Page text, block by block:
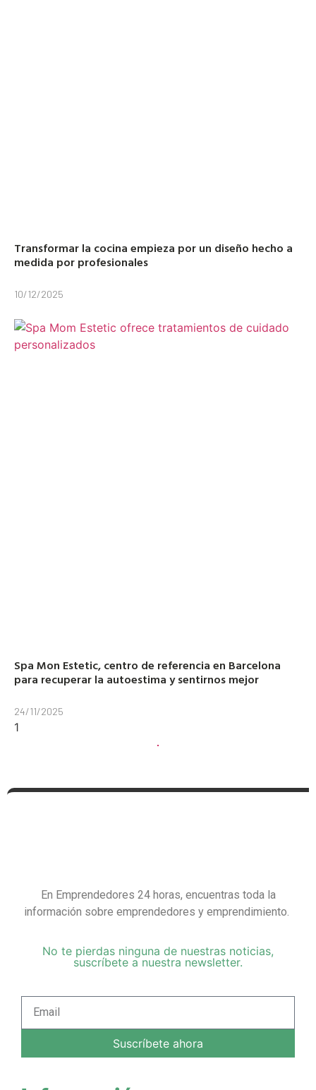
Transformar la cocina empieza por un diseño hecho a
medida por profesionales
10/12/2025
Spa Mon Estetic, centro de referencia en Barcelona
para recuperar la autoestima y sentirnos mejor
24/11/2025
En Emprendedores 24 horas, encuentras toda la
información sobre emprendedores y emprendimiento.
No te pierdas ninguna de nuestras noticias,
suscríbete a nuestra newsletter.
Suscríbete ahora